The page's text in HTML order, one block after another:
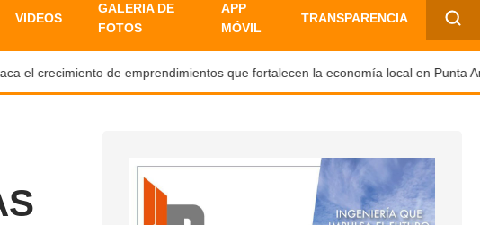
VIDEOS
GALERIA DE
FOTOS
APP
MÓVIL
TRANSPARENCIA
✕
el crecimiento de emprendimientos que fortalecen la economía local en Punta